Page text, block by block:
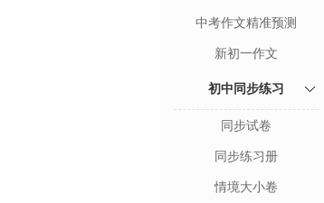
中考作文精准预测
新初一作文
初中同步练习
同步试卷
同步练习册
情境大小卷